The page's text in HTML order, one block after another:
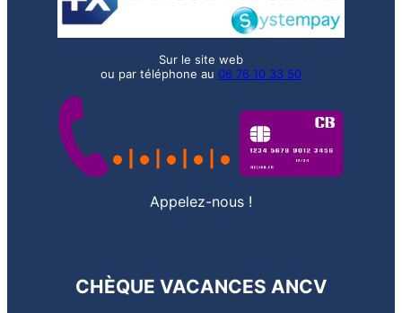
Sur le site web
ou par téléphone au 06 76 10 33 50
Appelez-nous !
CHÈQUE VACANCES ANCV